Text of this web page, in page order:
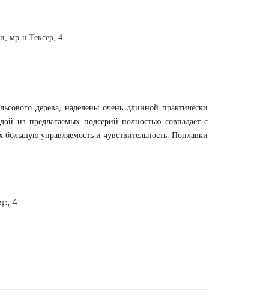
мр-н Тексер, 4.
дерева, наделены очень длинной практически
из предлагаемых подсерий полностью совпадает с
управляемость и чувствительность. Поплавки
4